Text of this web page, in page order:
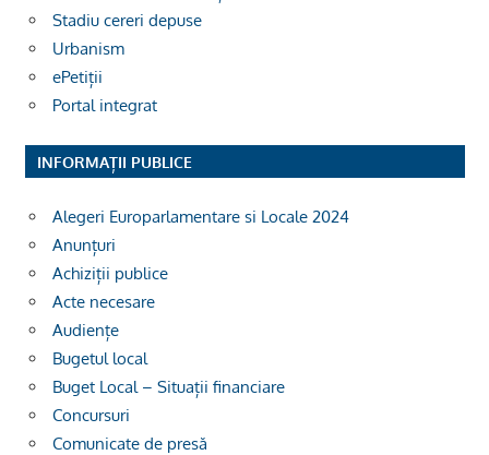
Stadiu cereri depuse
Urbanism
ePetiții
Portal integrat
INFORMAȚII PUBLICE
Alegeri Europarlamentare si Locale 2024
Anunțuri
Achiziții publice
Acte necesare
Audiențe
Bugetul local
Buget Local – Situații financiare
Concursuri
Comunicate de presă